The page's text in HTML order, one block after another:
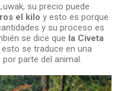
su precio puede
el kilo y esto es porque
y su proceso es
se dice que la Civeta
esto se traduce en una
parte del animal.